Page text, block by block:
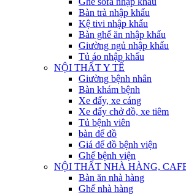
Bàn trà nhập khẩu
Kệ tivi nhập khẩu
Bàn ghế ăn nhập khẩu
Giường ngủ nhập khẩu
Tủ áo nhập khẩu
NỘI THẤT Y TẾ
Giường bệnh nhân
Bàn khám bệnh
Xe đẩy, xe cáng
Xe đẩy chở đồ, xe tiêm
Tủ bệnh viên
bàn để đồ
Giá để đồ bệnh viện
Ghế bệnh viện
NỘI THẤT NHÀ HÀNG,
Bàn ăn nhà hàng
Ghế nhà hàng